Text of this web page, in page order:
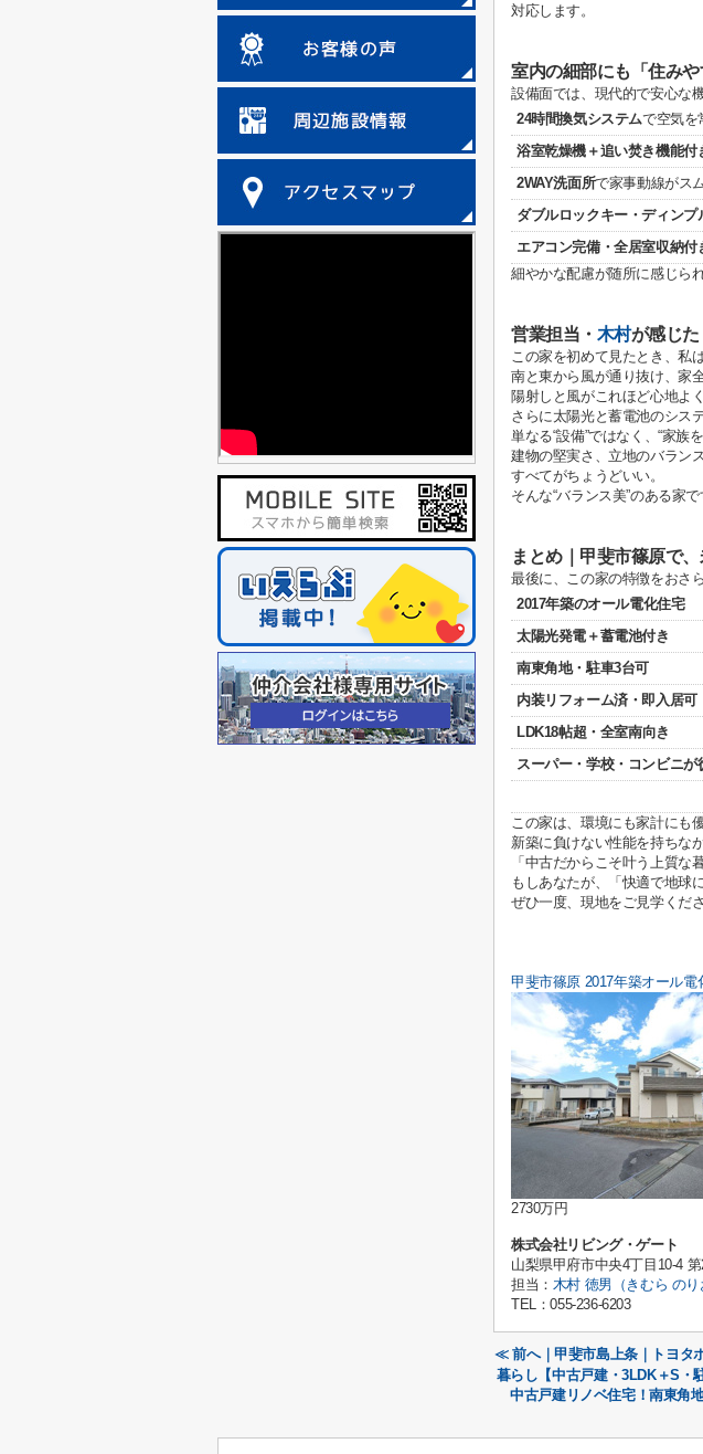
対応します。
室内の細部にも「住み
設備面では、現代的で安心な
24時間換気システムで空気を
浴室乾燥機＋追い焚き機能付
2WAY洗面所で家事動線がス
ダブルロックキー・ディン
エアコン完備・全居室収納付
細やかな配慮が随所に感じら
営業担当・ 木村が感じた
この家を初めて見たとき、私
南と東から風が通り抜け、家
陽射しと風がこれほど心地よ
さらに太陽光と蓄電池のシス
単なる“設備”ではなく、“家族
建物の堅実さ、立地のバラン
すべてがちょうどいい。
そんな“バランス美”のある家で
まとめ｜甲斐市篠原で
最後に、この家の特徴をおさ
2017年築のオール電化住宅
太陽光発電＋蓄電池付き
南東角地・駐車3台可
内装リフォーム済・即入居可
LDK18帖超・全室南向き
スーパー・学校・コンビニが
この家は、環境にも家計にも
新築に負けない性能を持ちな
「中古だからこそ叶う上質な
もしあなたが、「快適で地球
ぜひ一度、現地をご見学くださ
甲斐市篠原 2017年築オール
2730万円
株式会社リビング・ゲート
山梨県甲府市中央4丁目10-4
担当： 木村 徳男（きむら のり
TEL：055-236-6203
≪ 前へ｜甲斐市島上条｜トヨタ
暮らし【中古戸建・3LDK＋S・
中古戸建リノベ住宅！南東角